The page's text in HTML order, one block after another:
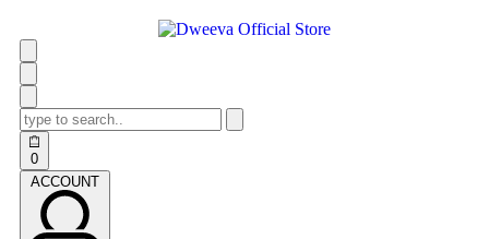
0
ACCOUNT